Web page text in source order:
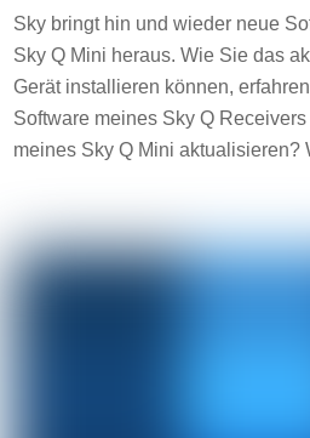
Sky bringt hin und wieder neue
Sky Q Mini heraus. Wie Sie das
Gerät installieren können,
Software meines Sky Q
meines Sky Q Mini